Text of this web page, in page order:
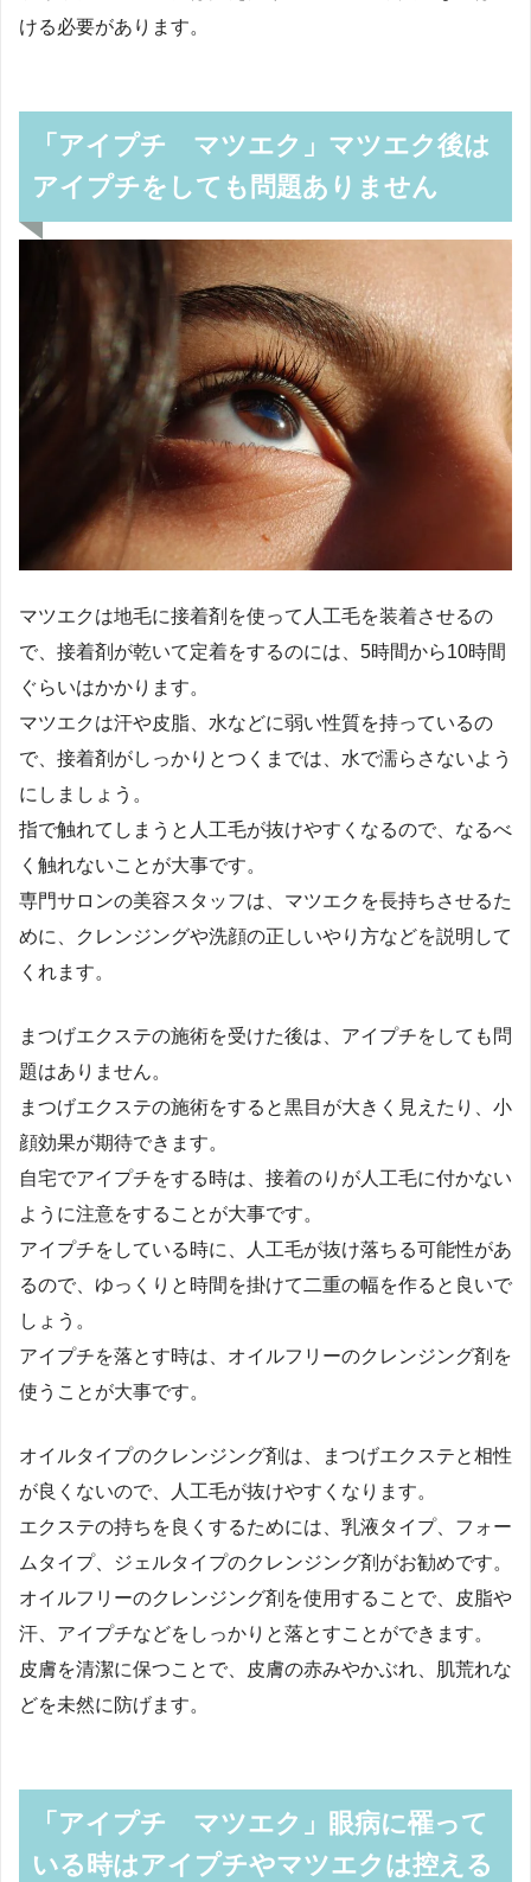
ける必要があります。
「アイプチ マツエク」マツエク後は
アイプチをしても問題ありません
マツエクは地毛に接着剤を使って人工毛を装着させるの
で、接着剤が乾いて定着をするのには、5時間から10時間
ぐらいはかかります。
マツエクは汗や皮脂、水などに弱い性質を持っているの
で、接着剤がしっかりとつくまでは、水で濡らさないよう
にしましょう。
指で触れてしまうと人工毛が抜けやすくなるので、なるべ
く触れないことが大事です。
専門サロンの美容スタッフは、マツエクを長持ちさせるた
めに、クレンジングや洗顔の正しいやり方などを説明して
くれます。
まつげエクステの施術を受けた後は、アイプチをしても問
題はありません。
まつげエクステの施術をすると黒目が大きく見えたり、小
顔効果が期待できます。
自宅でアイプチをする時は、接着のりが人工毛に付かない
ように注意をすることが大事です。
アイプチをしている時に、人工毛が抜け落ちる可能性があ
るので、ゆっくりと時間を掛けて二重の幅を作ると良いで
しょう。
アイプチを落とす時は、オイルフリーのクレンジング剤を
使うことが大事です。
オイルタイプのクレンジング剤は、まつげエクステと相性
が良くないので、人工毛が抜けやすくなります。
エクステの持ちを良くするためには、乳液タイプ、フォー
ムタイプ、ジェルタイプのクレンジング剤がお勧めです。
オイルフリーのクレンジング剤を使用することで、皮脂や
汗、アイプチなどをしっかりと落とすことができます。
皮膚を清潔に保つことで、皮膚の赤みやかぶれ、肌荒れな
どを未然に防げます。
「アイプチ マツエク」眼病に罹って
いる時はアイプチやマツエクは控える